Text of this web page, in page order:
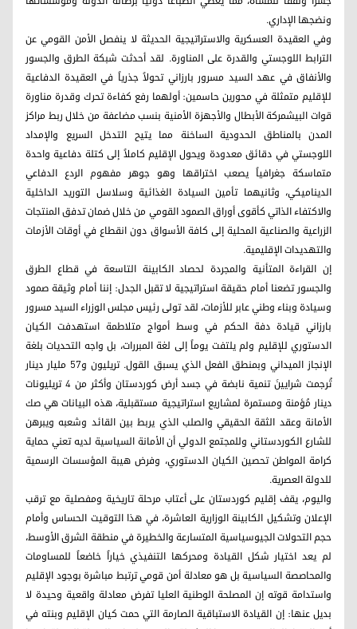
ونضجها الإداري.
وفي العقيدة العسكرية والاستراتيجية الحديثة لا ينفصل الأمن القومي عن
الترابط اللوجستي والقدرة على المناورة. لقد أحدثت شبكة الطرق والجسور
والأنفاق في عهد السيد مسرور بارزاني تحولاً جذرياً في العقيدة الدفاعية
للإقليم متمثلة في محورين حاسمين: أولهما رفع كفاءة تحرك وقدرة مناورة
قوات البيشمركة الأبطال والأجهزة الأمنية بنسب مضاعفة من خلال ربط مراكز
المدن بالمناطق الحدودية الساخنة مما يتيح التدخل السريع والإمداد
اللوجستي في دقائق معدودة ويحول الإقليم كاملاً إلى كتلة دفاعية واحدة
متماسكة جغرافياً يصعب اختراقها وهو جوهر مفهوم الردع الدفاعي
الديناميكي، وثانيهما تأمين السيادة الغذائية وسلاسل التوريد الداخلية
والاكتفاء الذاتي كأقوى أوراق الصمود القومي من خلال ضمان تدفق المنتجات
الزراعية والصناعية المحلية إلى كافة الأسواق دون انقطاع في أوقات الأزمات
والتهديدات الإقليمية.
إن القراءة المتأنية والمجردة لحصاد الكابينة التاسعة في قطاع الطرق
والجسور تضعنا أمام حقيقة استراتيجية لا تقبل الجدل: إننا أمام وثيقة صمود
وسيادة وبناء وطني عابر للأزمات، لقد تولى رئيس مجلس الوزراء السيد مسرور
بارزاني قيادة دفة الحكم في وسط أمواج متلاطمة استهدفت الكيان
الدستوري للإقليم ولم يلتفت يوماً إلى لغة المبررات، بل واجه التحديات بلغة
الإنجاز الميداني وبمنطق الفعل الذي يسبق القول. تريليون و57 مليار دينار
تُرجمت شرايينَ تنمية نابضة في جسد أرض كوردستان وأكثر من 4 تريليونات
دينار مُؤمنة ومستمرة لمشاريع استراتيجية مستقبلية، هذه البيانات هي صك
الأمانة وعقد الثقة الحقيقي والصلب الذي يربط بين القائد وشعبه ويبرهن
للشارع الكوردستاني وللمجتمع الدولي أن الأمانة السياسية لديه تعني حماية
كرامة المواطن تحصين الكيان الدستوري، وفرض هيبة المؤسسات الرسمية
للدولة العصرية.
واليوم، يقف إقليم كوردستان على أعتاب مرحلة تاريخية ومفصلية مع ترقب
الإعلان وتشكيل الكابينة الوزارية العاشرة، في هذا التوقيت الحساس وأمام
حجم التحولات الجيوسياسية المتسارعة والخطيرة في منطقة الشرق الأوسط،
لم يعد اختيار شكل القيادة ومحركها التنفيذي خياراً خاضعاً للمساومات
والمحاصصة السياسية بل هو معادلة أمن قومي ترتبط مباشرة بوجود الإقليم
واستدامة قوته إن المصلحة الوطنية العليا تفرض معادلة واقعية وحيدة لا
بديل عنها: إن القيادة الاستباقية الصارمة التي حمت كيان الإقليم وبنته في